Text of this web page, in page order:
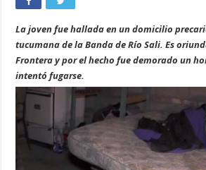
La joven fue hallada en un domicilio
tucumana de la Banda de Río Sali. Es
Frontera y por el hecho fue demorado un
intentó fugarse.